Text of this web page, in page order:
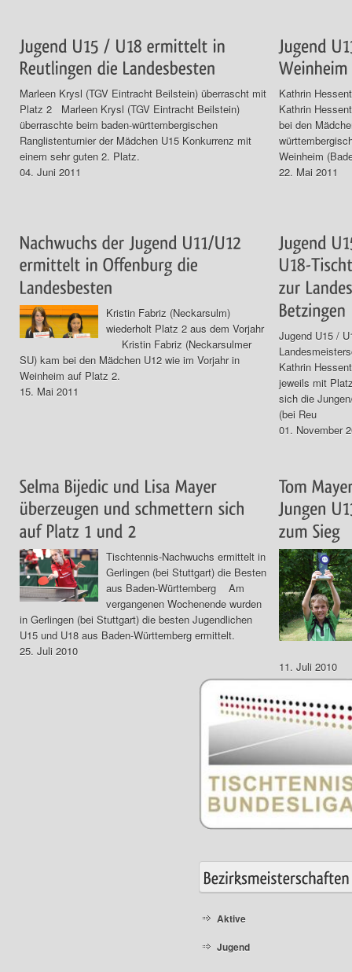
Marleen Krysl (TGV Eintracht Beilstein) überrascht mit
Platz 2 Marleen Krysl (TGV Eintracht Beilstein)
überraschte beim baden-württembergischen
Ranglistenturnier der Mädchen U15 Konkurrenz mit
einem sehr guten 2. Platz.
04. Juni 2011
Kathrin
Kathrin
bei den
Weinheim
22. Mai 2011
Kristin Fabriz (Neckarsulm)
wiederholt Platz 2 aus dem Vorjahr
Kristin Fabriz (Neckarsulmer
SU) kam bei den Mädchen U12 wie im Vorjahr in
Weinheim auf Platz 2.
15. Mai 2011
Jugend U15 /
Kathrin
jeweils mit
sich die
(bei Reu
01. November
Tischtennis-Nachwuchs ermittelt in
Gerlingen (bei Stuttgart) die Besten
aus Baden-Württemberg Am
vergangenen Wochenende wurden
in Gerlingen (bei Stuttgart) die besten Jugendlichen
U15 und U18 aus Baden-Württemberg ermittelt.
25. Juli 2010
11. Juli 2010
Aktive
Jugend